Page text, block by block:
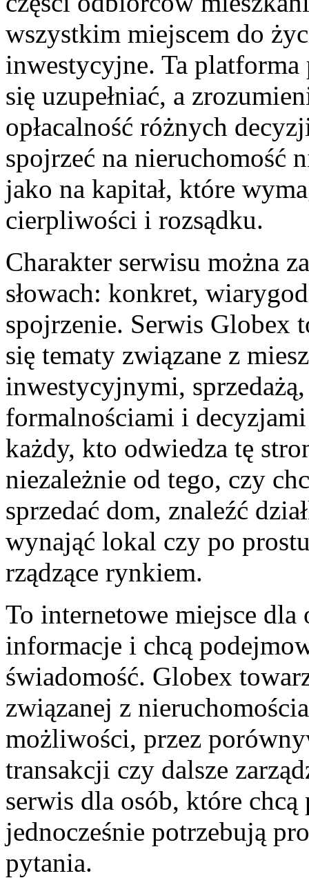
wszystkim miejscem do
inwestycyjne. Ta platforma
się uzupełniać, a
opłacalność różnych
spojrzeć na nieruchomość
jako na kapitał, które
cierpliwości i rozsądku.
Charakter serwisu można
słowach: konkret,
spojrzenie. Serwis Globex
się tematy związane z
inwestycyjnymi,
formalnościami i
każdy, kto odwiedza tę
niezależnie od tego, czy
sprzedać dom, znaleźć
wynająć lokal czy po
rządzące rynkiem.
To internetowe miejsce dla
informacje i chcą
świadomość. Globex
związanej z
możliwości, przez
transakcji czy dalsze
serwis dla osób, które
jednocześnie potrzebują
pytania.